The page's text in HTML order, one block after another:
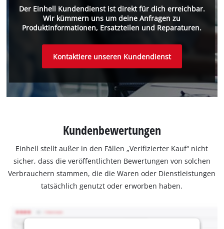
Der Einhell Kundendienst ist direkt für dich erreichbar.
Wir kümmern uns um deine Anfragen zu
Produktinformationen, Ersatzteilen und Reparaturen.
Kontaktiere unseren Kundendienst
Kundenbewertungen
Einhell stellt außer in den Fällen „Verifizierter Kauf“ nicht
sicher, dass die veröffentlichten Bewertungen von solchen
Verbrauchern stammen, die die Waren oder Dienstleistungen
tatsächlich genutzt oder erworben haben.